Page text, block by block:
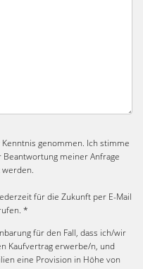
genommen. Ich stimme
Beantwortung meiner Anfrage
für die Zukunft per E-Mail
*
für den Fall, dass ich/wir
Kaufvertrag erwerbe/n, und
eine Provision in Höhe von